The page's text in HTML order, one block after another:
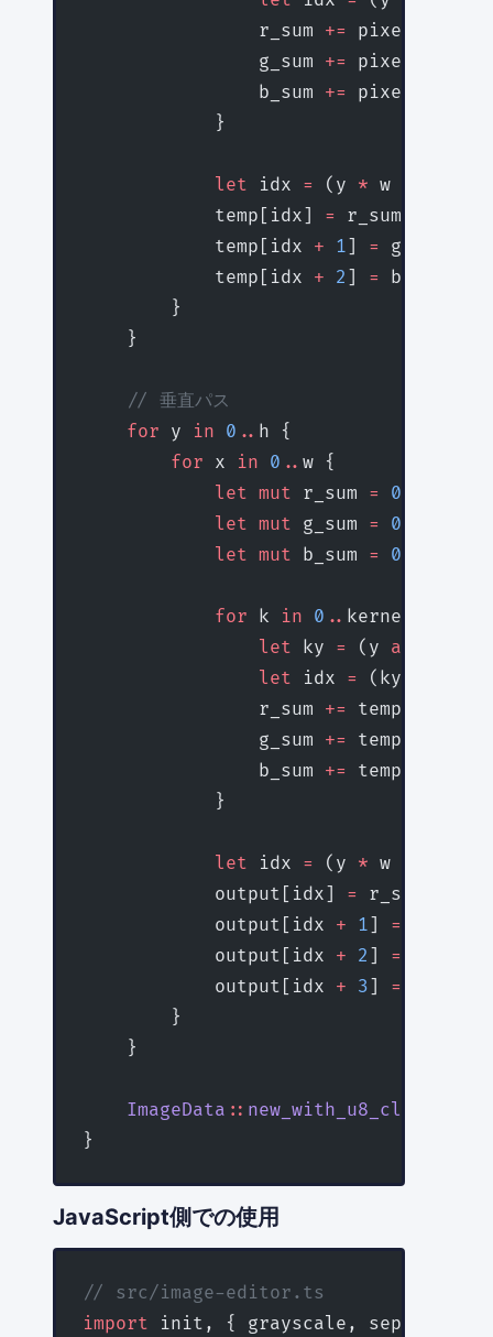
                r_sum
+= pixels[idx]
                g_sum
+= pixels[idx
                b_sum
+= pixels[idx
            }
            let
idx = (y * w
            temp[idx]
= r_sum
            temp[idx
+ 1 ] = g_sum
            temp[idx
+ 2 ] = b_sum
        }
    }
    // 垂直パス
    for
y in 0 .. h {
        for
x in 0 .. w {
            let
mut r_sum = 0.0
            let
mut g_sum = 0.0
            let
mut b_sum = 0.0
            for
k in 0 .. kernel_size {
                let
ky = (y as
                let
idx = (ky
                r_sum
+= temp[idx]
                g_sum
+= temp[idx
                b_sum
+= temp[idx
            }
            let
idx = (y * w
            output[idx]
= r_sum
            output[idx
+ 1 ] =
            output[idx
+ 2 ] =
            output[idx
+ 3 ] =
        }
    }
    ImageData
::
}
JavaScript側での使用
// src/image-editor.ts
import init, { grayscale, sepia,